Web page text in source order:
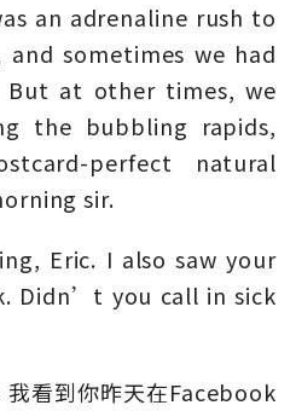
an adrenaline rush to
sometimes we had
But at other times, we
the bubbling rapids,
perfect natural
sir.
Eric. I also saw your
Didn’t you call in sick
看到你昨天在Facebook